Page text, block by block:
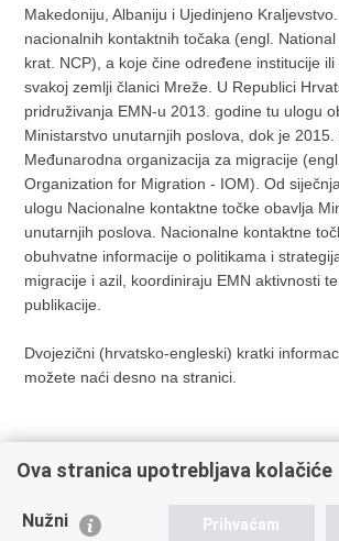
Makedoniju, Albaniju i Ujedinjeno
nacionalnih kontaktnih točaka (engl. National
krat. NCP), a koje čine određene institucije
svakoj zemlji članici Mreže. U Republici
pridruživanja EMN-u 2013. godine tu ulogu
Ministarstvo unutarnjih poslova, dok je
Međunarodna organizacija za migracije
Organization for Migration - IOM). Od
ulogu Nacionalne kontaktne točke obavlja
unutarnjih poslova. Nacionalne kontaktne
obuhvatne informacije o politikama i
migracije i azil, koordiniraju EMN aktivnosti
publikacije.
Dvojezični (hrvatsko-engleski) kratki
možete naći desno na stranici.
Općenito
Nacionalna mreža
Ova stranica upotrebljava kolačiće
Nužni Prihvaćam